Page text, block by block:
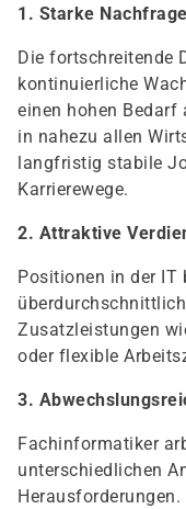
1. Starke
Die fortschreitende
kontinuierliche
einen hohen
in nahezu allen
langfristig stabile
Karrierewege.
2. Attraktive
Positionen in der IT
Zusatzleistungen
oder flexible
3.
Fachinformatiker
unterschiedlichen